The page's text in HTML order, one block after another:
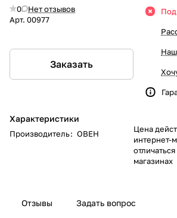
0
Нет отзывов
Арт. 00977
Заказать
Характеристики
Производитель: ОВЕН
Под
Цена
интернет-
магазинах
Отзывы Задать вопрос